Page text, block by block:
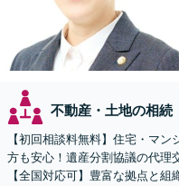
不動産・土地の相続
【初回相談料無料】住宅・マ
方も安心！遺産分割協議の代理
【全国対応可】豊富な拠点と